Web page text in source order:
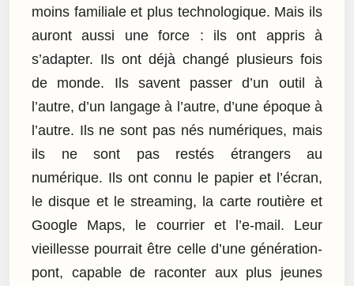
moins familiale et plus technologique. Mais ils
auront aussi une force : ils ont appris à
s’adapter. Ils ont déjà changé plusieurs fois
de monde. Ils savent passer d’un outil à
l’autre, d’un langage à l’autre, d’une époque à
l’autre. Ils ne sont pas nés numériques, mais
ils ne sont pas restés étrangers au
numérique. Ils ont connu le papier et l’écran,
le disque et le streaming, la carte routière et
Google Maps, le courrier et l’e-mail. Leur
vieillesse pourrait être celle d’une génération-
pont, capable de raconter aux plus jeunes